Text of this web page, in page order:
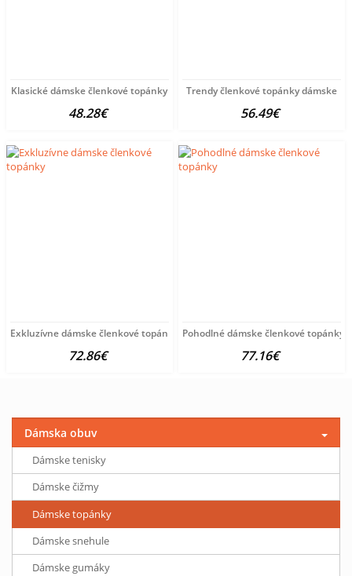
Klasické dámske členkové topánky
48.28€
Trendy členkové topánky dámske
56.49€
Exkluzívne dámske členkové topánky
72.86€
Pohodlné dámske členkové topánky
77.16€
Dámska obuv
Dámske tenisky
Dámske čižmy
Dámske topánky
Dámske snehule
Dámske gumáky